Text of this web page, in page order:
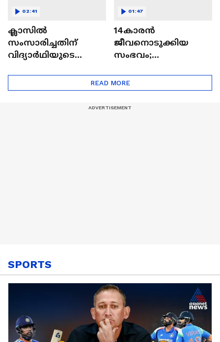
ക്ലാസിൽ
സംസാരിച്ചതിന്
വിദ്യാർഥിയുടെ
പരാതിയുമായി
02:41
14കാരൻ
ജീവനൊടുക്കിയ
സംഭവം;
കാരനെതിരെ
പോക്സോ കേസ്,
01:47
READ MORE
SPORTS